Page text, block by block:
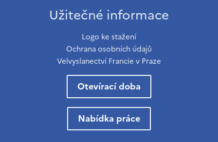
Užitečné informace
Logo ke stažení
Ochrana osobních údajů
Velvyslanectví Francie v Praze
Otevírací doba
Nabídka práce